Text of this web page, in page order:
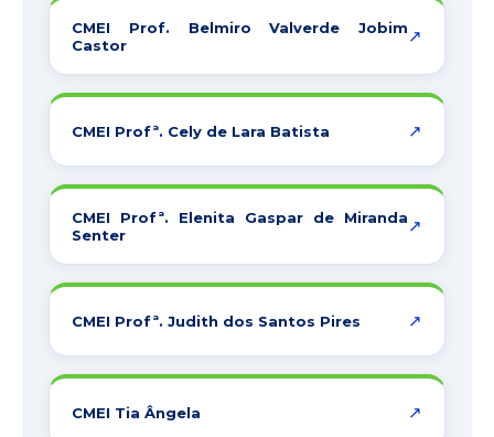
CMEI Prof. Belmiro Valverde Jobim
Castor
↗
CMEI Profª. Cely de Lara Batista ↗
CMEI Profª. Elenita Gaspar de Miranda
Senter
↗
CMEI Profª. Judith dos Santos Pires ↗
CMEI Tia Ângela ↗